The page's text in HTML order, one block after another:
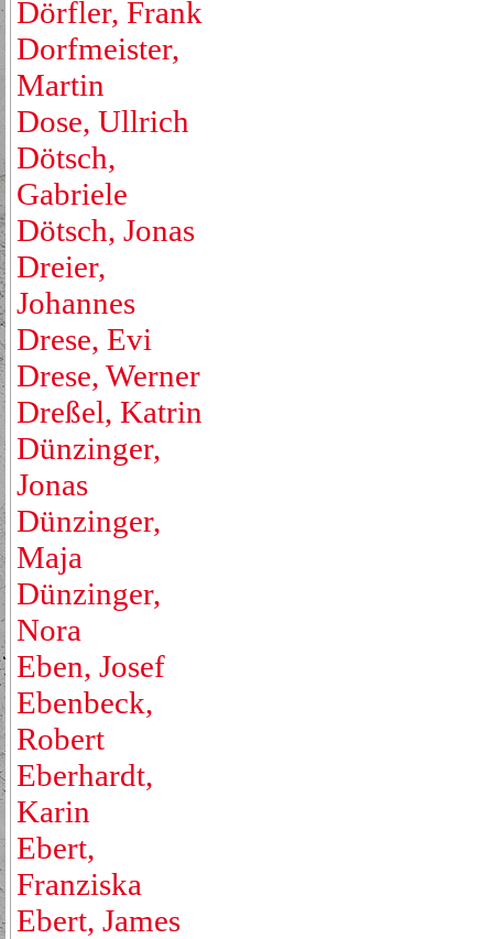
Dörfler, Frank
Dorfmeister,
Martin
Dose, Ullrich
Dötsch,
Gabriele
Dötsch, Jonas
Dreier,
Johannes
Drese, Evi
Drese, Werner
Dreßel, Katrin
Dünzinger,
Jonas
Dünzinger,
Maja
Dünzinger,
Nora
Eben, Josef
Ebenbeck,
Robert
Eberhardt,
Karin
Ebert,
Franziska
Ebert, James